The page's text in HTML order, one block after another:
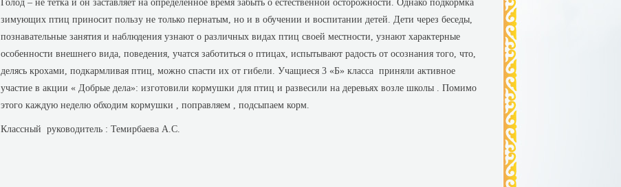
Голод – не тетка и он заставляет на определенное время забыть о естественной осторожности. Однако подкормка
зимующих птиц приносит пользу не только пернатым, но и в обучении и воспитании детей. Дети через беседы,
познавательные занятия и наблюдения узнают о различных видах птиц своей местности, узнают характерные
особенности внешнего вида, поведения, учатся заботиться о птицах, испытывают радость от осознания того, что,
делясь крохами, подкармливая птиц, можно спасти их от гибели. Учащиеся 3 «Б» класса приняли активное
участие в акции « Добрые дела»: изготовили кормушки для птиц и развесили на деревьях возле школы . Помимо
этого каждую неделю обходим кормушки , поправляем , подсыпаем корм.
Классный руководитель : Темирбаева А.С.